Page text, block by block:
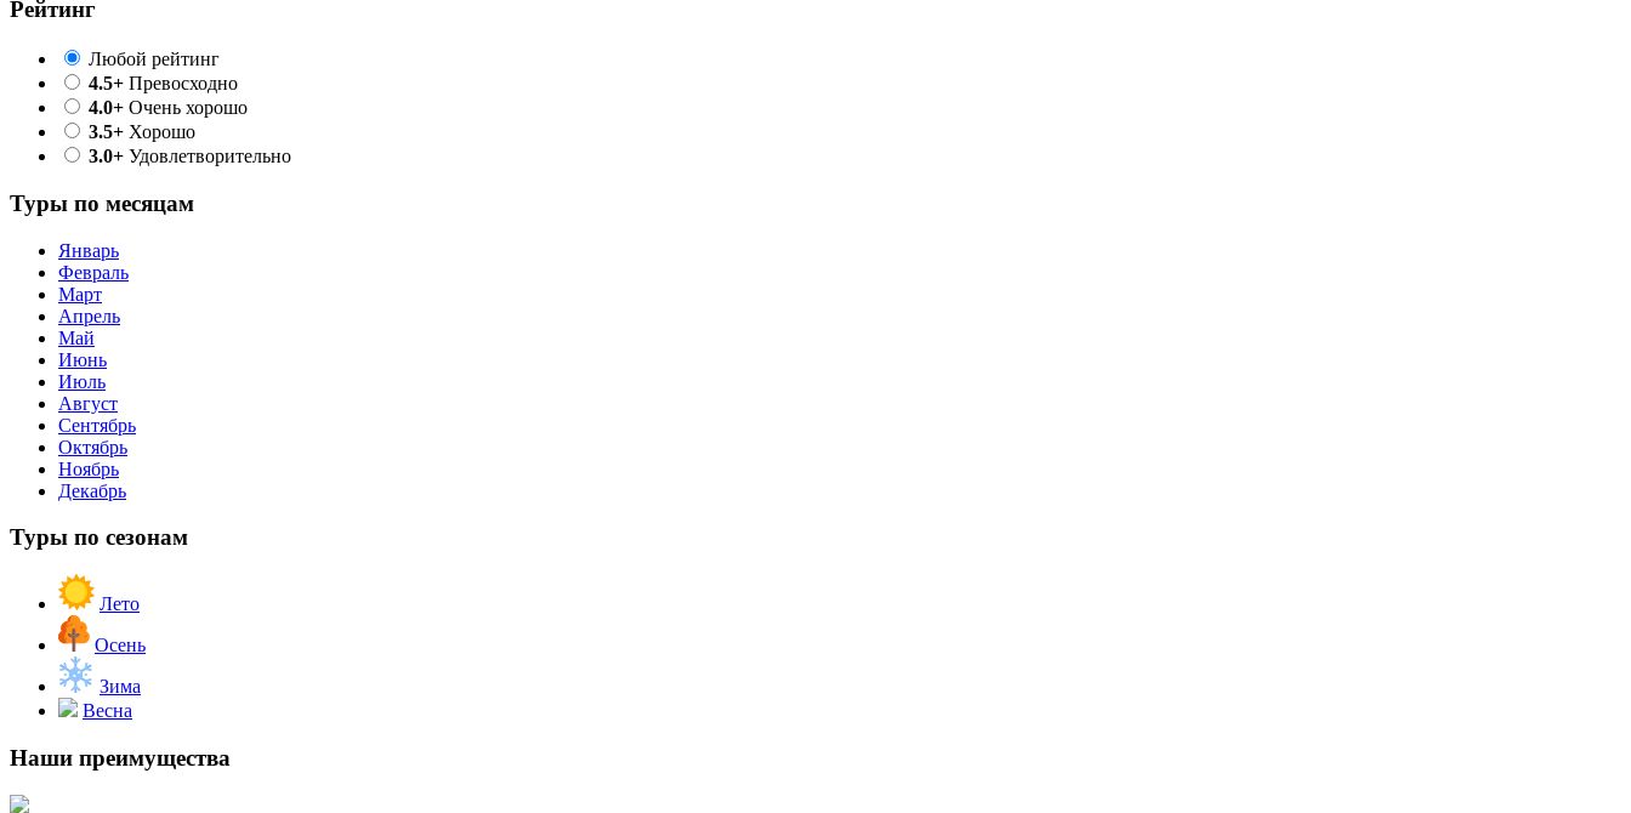
Рейтинг
Любой рейтинг
4.5+ Превосходно
4.0+ Очень хорошо
3.5+ Хорошо
3.0+ Удовлетворительно
Туры по месяцам
Январь
Февраль
Март
Апрель
Май
Июнь
Июль
Август
Сентябрь
Октябрь
Ноябрь
Декабрь
Туры по сезонам
Лето
Осень
Зима
Весна
Наши преимущества